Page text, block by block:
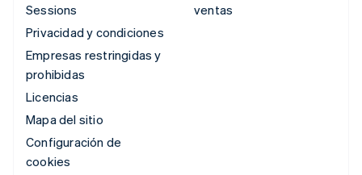
Sessions
Privacidad y condiciones
Empresas restringidas y
prohibidas
Licencias
Mapa del sitio
Configuración de
cookies
ventas